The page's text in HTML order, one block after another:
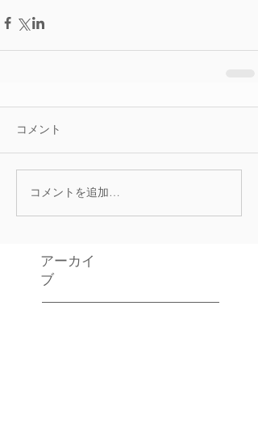
コメント
コメントを追加…
アーカイ
ブ